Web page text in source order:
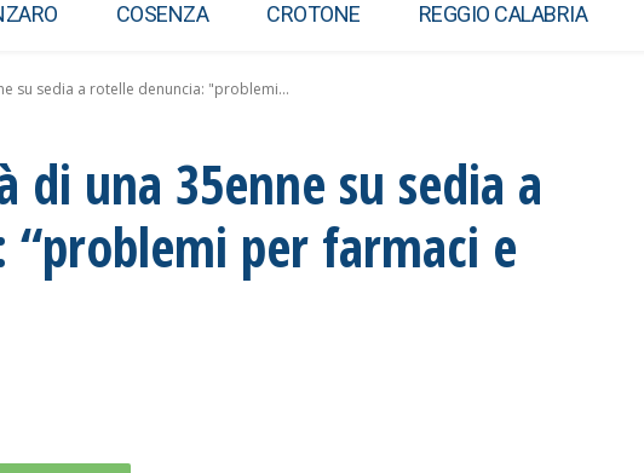
COSENZA CROTONE REGGIO CALABRIA
su sedia a rotelle denuncia: "problemi...
di una 35enne su sedia a
per farmaci e